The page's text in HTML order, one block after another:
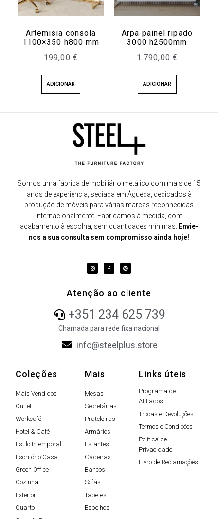
Artemisia consola
1100×350 h800 mm
199,00 €
ADICIONAR
Arpa painel ripado
3000 h2500mm
1.790,00 €
ADICIONAR
Somos uma fábrica de mobiliário metálico com mais de 15
anos de experiência, sediada em Águeda, dedicados à
produção de móveis para várias marcas reconhecidas
internacionalmente. Fabricamos à medida, com
acabamento à escolha, sem quantidades mínimas. Envie-
nos a sua consulta sem compromisso ainda hoje!
Atenção ao cliente
+351 234 625 739
Chamada para rede fixa nacional
info@steelplus.store
Coleções
Mais Vendidos
Outlet
Workcafé
Hotel & Café
Estilo Intemporal
Escritório Casa
Green Office
Cozinha
Exterior
Quarto
Mais
Mesas
Secretárias
Prateleiras
Armários
Estantes
Cadeiras
Bancos
Sofás
Tapetes
Espelhos
Links úteis
Programa de
Afiliados
Trocas e Devoluções
Termos e Condições
Política de
Privacidade
Livro de Reclamações